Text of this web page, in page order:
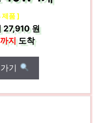
제품 ]
27,910 원
까지도착
기